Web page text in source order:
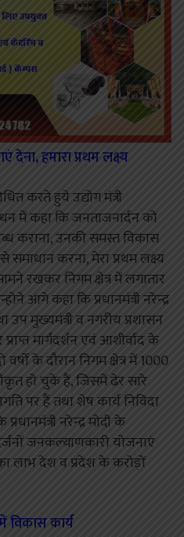
हमारा प्रथम लक्ष्य
करते हुये उद्योग मंत्री
में कहा कि जनताजनार्दन को
कराना, उनकी समस्त विकास
करना, मेरा प्रथम लक्ष्य
रखकर निगम क्षेत्र में लगातार
आगे कहा कि प्रधानमंत्री नरेन्द्र
उप मुख्यमंत्री व नगरीय प्रशासन
मार्गदर्शन एवं आशीर्वाद के
के दौरान निगम क्षेत्र में 1000
हो चुके हैं, जिसमें ढेर सारे
पर हैं तथा शेष कार्य निविदा
नरेन्द्र मोदी के
दर्जनों जनकल्याणकारी योजनाएं
लाभ देश व प्रदेश के करोड़ों
विकास कार्य